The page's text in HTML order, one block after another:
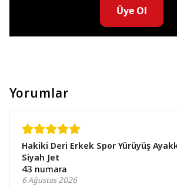
Üye Ol
Yorumlar
Hakiki Deri Erkek Spor Yürüyüş
Siyah Jet
43 numara
6 Ağustos 2026